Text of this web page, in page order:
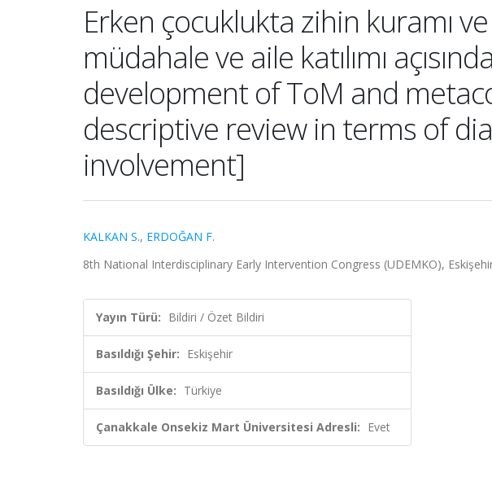
Erken çocuklukta zihin kuramı
müdahale ve aile katılımı
development of ToM and
descriptive review in terms of
involvement]
KALKAN S., ERDOĞAN F.
8th National Interdisciplinary Early Intervention Congress (UDEMKO),
Yayın Türü: Bildiri / Özet Bildiri
Basıldığı Şehir: Eskişehir
Basıldığı Ülke: Türkiye
Çanakkale Onsekiz Mart Üniversitesi Adresli: Evet